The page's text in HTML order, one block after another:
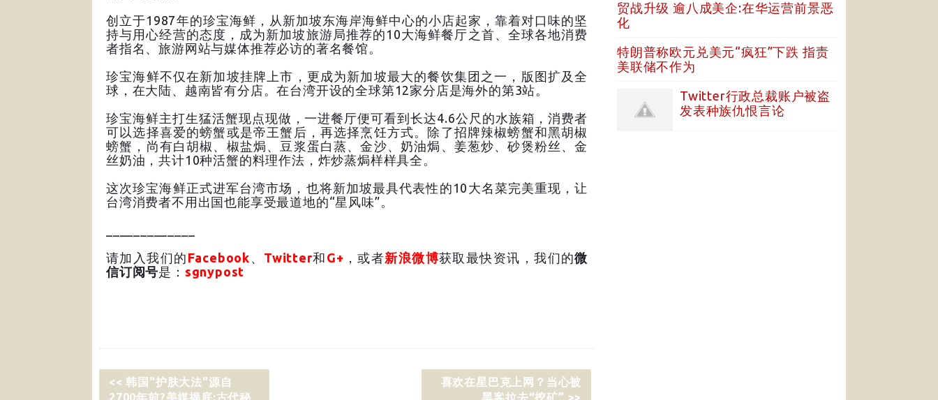
创立于1987年的珍宝海鲜，从新加坡东海岸海鲜中心的小店起家，靠着对口味的坚
持与用心经营的态度，成为新加坡旅游局推荐的10大海鲜餐厅之首、全球各地消费
者指名、旅游网站与媒体推荐必访的著名餐馆。
珍宝海鲜不仅在新加坡挂牌上市，更成为新加坡最大的餐饮集团之一，版图扩及全
球，在大陆、越南皆有分店。在台湾开设的全球第12家分店是海外的第3站。
珍宝海鲜主打生猛活蟹现点现做，一进餐厅便可看到长达4.6公尺的水族箱，消费者
可以选择喜爱的螃蟹或是帝王蟹后，再选择烹饪方式。除了招牌辣椒螃蟹和黑胡椒
螃蟹，尚有白胡椒、椒盐焗、豆浆蛋白蒸、金沙、奶油焗、姜葱炒、砂煲粉丝、金
丝奶油，共计10种活蟹的料理作法，炸炒蒸焗样样具全。
这次珍宝海鲜正式进军台湾市场，也将新加坡最具代表性的10大名菜完美重现，让
台湾消费者不用出国也能享受最道地的“星风味”。
请加入我们的 Facebook 、 Twitter和 G+ ，或者新浪微博获取最快资讯，我们的微
信订阅号是： sgnypost
<< 韩国"护肤大法"源自
2700年前?美媒揭底:古代秘
喜欢在星巴克上网？当心被
黑客拉去“挖矿” >>
贸战升级 逾八成美企:在华运营前景恶
化
特朗普称欧元兑美元“疯狂”下跌 指责
美联储不作为
Twitter行政总裁账户被盗
发表种族仇恨言论